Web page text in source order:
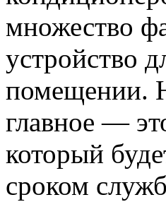
множество
устройство
помещении.
главное —
который
сроком